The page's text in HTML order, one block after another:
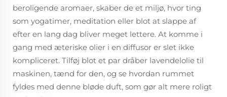
beroligende aromaer, skaber de et miljø, hvor ting
som yogatimer, meditation eller blot at slappe af
efter en lang dag bliver meget lettere. At komme i
gang med æteriske olier i en diffusor er slet ikke
kompliceret. Tilføj blot et par dråber lavendelolie til
maskinen, tænd for den, og se hvordan rummet
fyldes med denne bløde duft, som gør alt mere roligt